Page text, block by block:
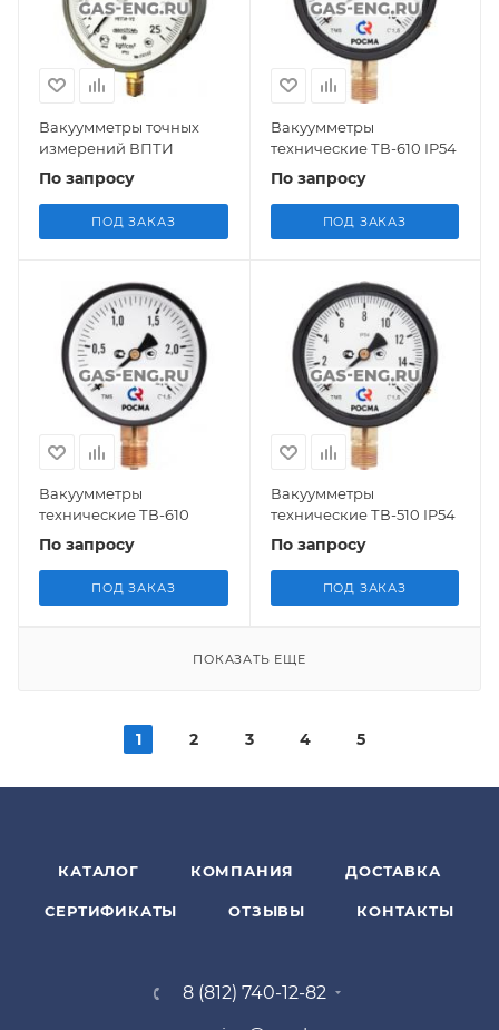
Вакуумметры точных
измерений ВПТИ
По запросу
ПОД ЗАКАЗ
Вакуумметры
технические ТВ-610 IP54
По запросу
ПОД ЗАКАЗ
Вакуумметры
технические ТВ-610
По запросу
ПОД ЗАКАЗ
Вакуумметры
технические ТВ-510 IP54
По запросу
ПОД ЗАКАЗ
ПОКАЗАТЬ ЕЩЕ
1 2 3 4 5
КАТАЛОГ КОМПАНИЯ ДОСТАВКА
СЕРТИФИКАТЫ ОТЗЫВЫ КОНТАКТЫ
8 (812) 740-12-82